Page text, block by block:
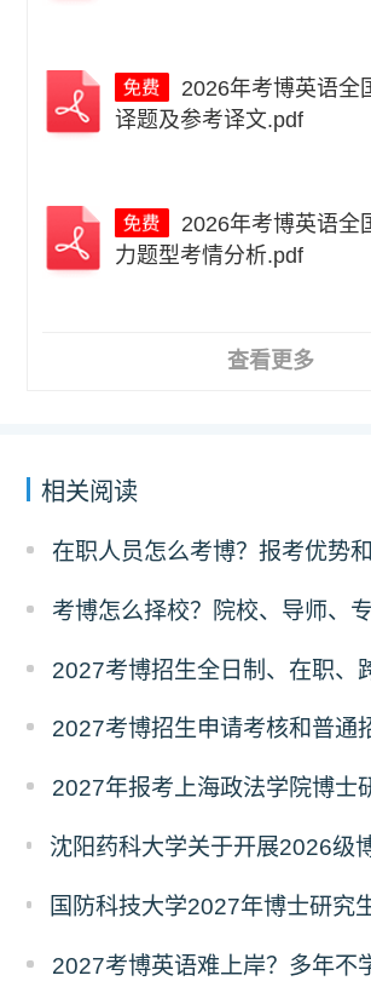
译题及参考译文.pdf
力题型考情分析.pdf
查看更多
相关阅读
在职人员怎么考博？报考优势
考博怎么择校？院校、导师、